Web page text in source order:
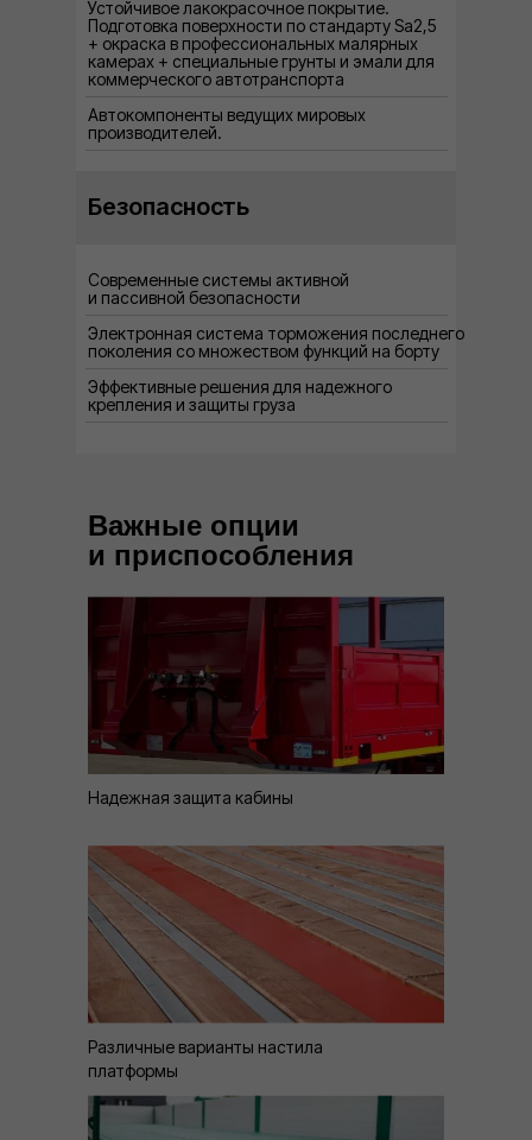
Безопасность
Устойчивое лакокрасочное покрытие.
Подготовка поверхности по стандарту Sa2,5
+ окраска в профессиональных малярных
камерах + специальные грунты и эмали для
коммерческого автотранспорта
Автокомпоненты ведущих мировых
производителей.
Современные системы активной
и пассивной безопасности
Электронная система торможения последнего
поколения со множеством функций на борту
Эффективные решения для надежного
крепления и защиты груза
Надежная защита кабины
Важные опции
и приспособления
Различные варианты настила
платформы